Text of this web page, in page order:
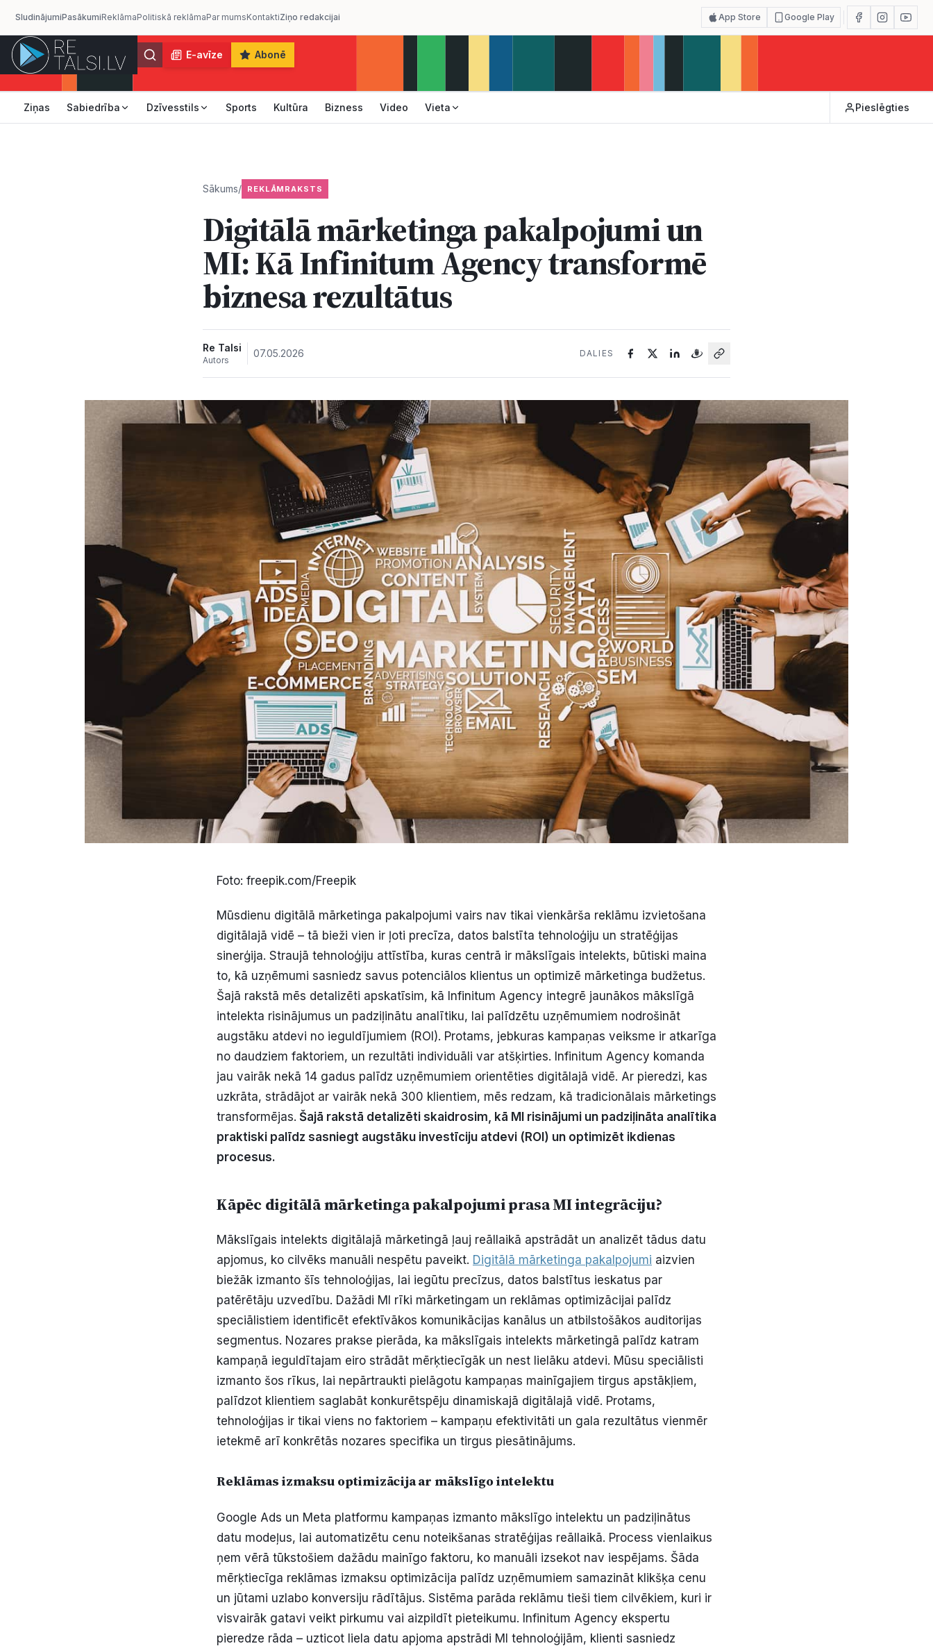
SludinājumiPasākumiReklāmaPolitiskā reklāmaPar mumsKontaktiZiņo redakcijai App Store Google Play
E-avīze Abonē
Ziņas Sabiedrība Dzīvesstils Sports Kultūra Bizness Video Vieta Pieslēgties
Sākums/ REKLĀMRAKSTS
Digitālā mārketinga pakalpojumi un
MI: Kā Infinitum Agency transformē
biznesa rezultātus
Re Talsi
Autors
07.05.2026 DALIES
Foto: freepik.com/Freepik
Mūsdienu digitālā mārketinga pakalpojumi vairs nav tikai vienkārša reklāmu izvietošana
digitālajā vidē – tā bieži vien ir ļoti precīza, datos balstīta tehnoloģiju un stratēģijas
sinerģija. Straujā tehnoloģiju attīstība, kuras centrā ir mākslīgais intelekts, būtiski maina
to, kā uzņēmumi sasniedz savus potenciālos klientus un optimizē mārketinga budžetus.
Šajā rakstā mēs detalizēti apskatīsim, kā Infinitum Agency integrē jaunākos mākslīgā
intelekta risinājumus un padziļinātu analītiku, lai palīdzētu uzņēmumiem nodrošināt
augstāku atdevi no ieguldījumiem (ROI). Protams, jebkuras kampaņas veiksme ir atkarīga
no daudziem faktoriem, un rezultāti individuāli var atšķirties. Infinitum Agency komanda
jau vairāk nekā 14 gadus palīdz uzņēmumiem orientēties digitālajā vidē. Ar pieredzi, kas
uzkrāta, strādājot ar vairāk nekā 300 klientiem, mēs redzam, kā tradicionālais mārketings
transformējas. Šajā rakstā detalizēti skaidrosim, kā MI risinājumi un padziļināta analītika
praktiski palīdz sasniegt augstāku investīciju atdevi (ROI) un optimizēt ikdienas
procesus.
Kāpēc digitālā mārketinga pakalpojumi prasa MI integrāciju?
Mākslīgais intelekts digitālajā mārketingā ļauj reāllaikā apstrādāt un analizēt tādus datu
apjomus, ko cilvēks manuāli nespētu paveikt. Digitālā mārketinga pakalpojumi aizvien
biežāk izmanto šīs tehnoloģijas, lai iegūtu precīzus, datos balstītus ieskatus par
patērētāju uzvedību. Dažādi MI rīki mārketingam un reklāmas optimizācijai palīdz
speciālistiem identificēt efektīvākos komunikācijas kanālus un atbilstošākos auditorijas
segmentus. Nozares prakse pierāda, ka mākslīgais intelekts mārketingā palīdz katram
kampaņā ieguldītajam eiro strādāt mērķtiecīgāk un nest lielāku atdevi. Mūsu speciālisti
izmanto šos rīkus, lai nepārtraukti pielāgotu kampaņas mainīgajiem tirgus apstākļiem,
palīdzot klientiem saglabāt konkurētspēju dinamiskajā digitālajā vidē. Protams,
tehnoloģijas ir tikai viens no faktoriem – kampaņu efektivitāti un gala rezultātus vienmēr
ietekmē arī konkrētās nozares specifika un tirgus piesātinājums.
Reklāmas izmaksu optimizācija ar mākslīgo intelektu
Google Ads un Meta platformu kampaņas izmanto mākslīgo intelektu un padziļinātus
datu modeļus, lai automatizētu cenu noteikšanas stratēģijas reāllaikā. Process vienlaikus
ņem vērā tūkstošiem dažādu mainīgo faktoru, ko manuāli izsekot nav iespējams. Šāda
mērķtiecīga reklāmas izmaksu optimizācija palīdz uzņēmumiem samazināt klikšķa cenu
un jūtami uzlabo konversiju rādītājus. Sistēma parāda reklāmu tieši tiem cilvēkiem, kuri ir
visvairāk gatavi veikt pirkumu vai aizpildīt pieteikumu. Infinitum Agency ekspertu
pieredze rāda – uzticot liela datu apjoma apstrādi MI tehnoloģijām, klienti sasniedz